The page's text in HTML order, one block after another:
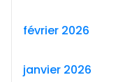
février 2026
janvier 2026